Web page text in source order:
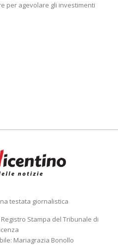
per agevolare gli investimenti
testata giornalistica
Stampa del Tribunale di
Mariagrazia Bonollo